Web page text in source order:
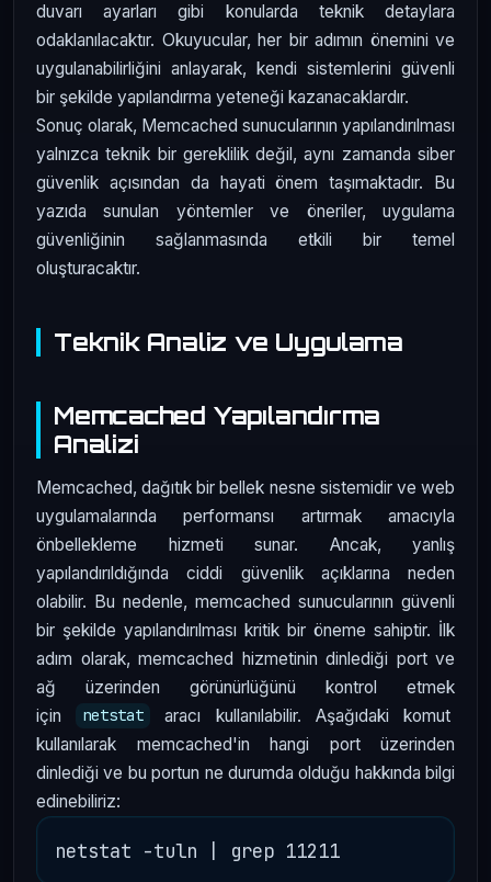
duvarı ayarları gibi konularda teknik detaylara
odaklanılacaktır. Okuyucular, her bir adımın önemini ve
uygulanabilirliğini anlayarak, kendi sistemlerini güvenli
bir şekilde yapılandırma yeteneği kazanacaklardır.
Sonuç olarak, Memcached sunucularının yapılandırılması
yalnızca teknik bir gereklilik değil, aynı zamanda siber
güvenlik açısından da hayati önem taşımaktadır. Bu
yazıda sunulan yöntemler ve öneriler, uygulama
güvenliğinin sağlanmasında etkili bir temel
oluşturacaktır.
Teknik Analiz ve Uygulama
Memcached Yapılandırma
Analizi
Memcached, dağıtık bir bellek nesne sistemidir ve web
uygulamalarında performansı artırmak amacıyla
önbellekleme hizmeti sunar. Ancak, yanlış
yapılandırıldığında ciddi güvenlik açıklarına neden
olabilir. Bu nedenle, memcached sunucularının güvenli
bir şekilde yapılandırılması kritik bir öneme sahiptir. İlk
adım olarak, memcached hizmetinin dinlediği port ve
ağ üzerinden görünürlüğünü kontrol etmek
için
netstat
aracı kullanılabilir. Aşağıdaki komut
kullanılarak memcached'in hangi port üzerinden
dinlediği ve bu portun ne durumda olduğu hakkında bilgi
edinebiliriz: